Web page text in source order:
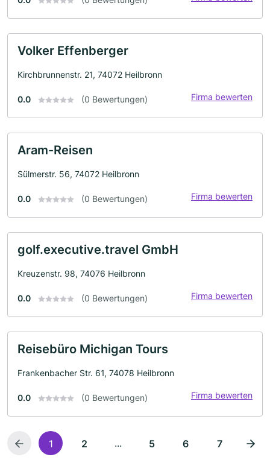
Volker Effenberger
Kirchbrunnenstr. 21, 74072 Heilbronn
0.0 (0 Bewertungen) Firma bewerten
Aram-Reisen
Sülmerstr. 56, 74072 Heilbronn
0.0 (0 Bewertungen) Firma bewerten
golf.executive.travel GmbH
Kreuzenstr. 98, 74076 Heilbronn
0.0 (0 Bewertungen) Firma bewerten
Reisebüro Michigan Tours
Frankenbacher Str. 61, 74078 Heilbronn
0.0 (0 Bewertungen) Firma bewerten
1 2 ... 5 6 7